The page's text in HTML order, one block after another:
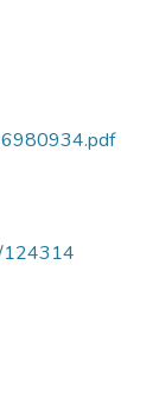
124314